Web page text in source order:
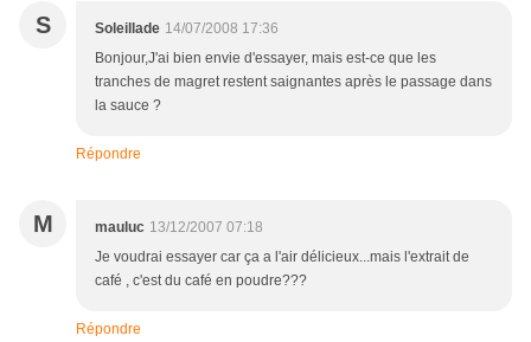
S Soleillade 14/07/2008 17:36
Bonjour,J'ai bien envie d'essayer, mais est-ce que les
tranches de magret restent saignantes après le passage dans
la sauce ?
Répondre
M mauluc 13/12/2007 07:18
Je voudrai essayer car ça a l'air délicieux...mais l'extrait de
café , c'est du café en poudre???
Répondre